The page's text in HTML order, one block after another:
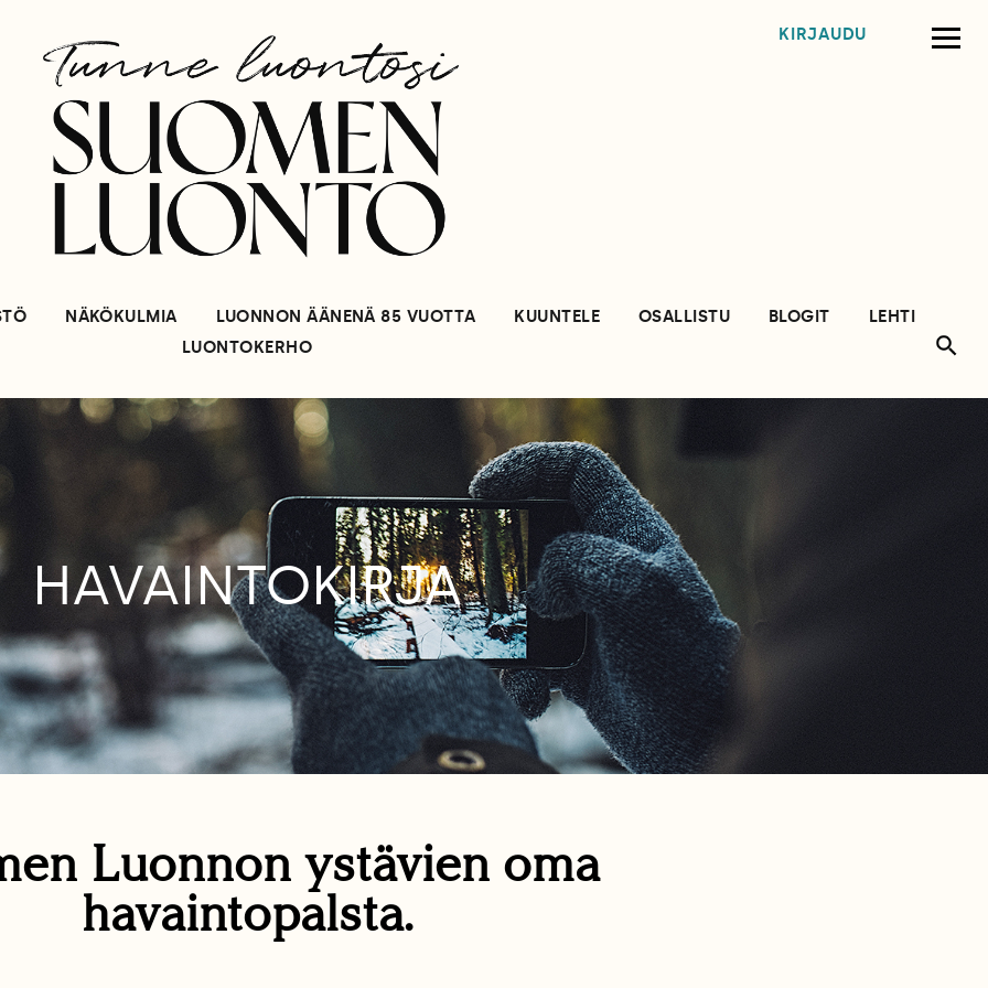
KIRJAUDU
NÄKÖKULMIA LUONNON ÄÄNENÄ 85 VUOTTA KUUNTELE OSALLISTU BLOGIT
LEHTI
LUONTOKERHO
HAVAINTOKIRJA
Luonnon ystävien oma
havaintopalsta.